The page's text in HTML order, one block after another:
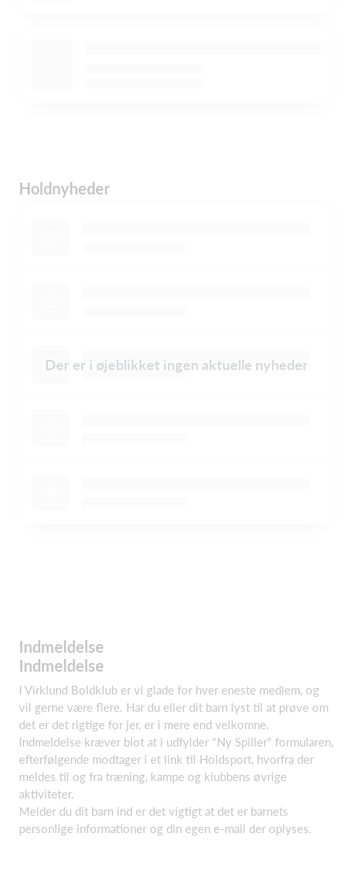
Holdnyheder
Der er i øjeblikket ingen aktuelle nyheder
Indmeldelse
Indmeldelse
I Virklund Boldklub er vi glade for hver eneste medlem, og
vil gerne være flere. Har du eller dit barn lyst til at prøve om
det er det rigtige for jer, er i mere end velkomne.
Indmeldelse kræver blot at i udfylder "Ny Spiller" formularen,
efterfølgende modtager i et link til Holdsport, hvorfra der
meldes til og fra træning, kampe og klubbens øvrige
aktiviteter.
Melder du dit barn ind er det vigtigt at det er barnets
personlige informationer og din egen e-mail der oplyses.